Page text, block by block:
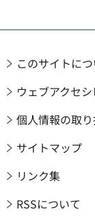
このサイトに
ウェブアクセ
個人情報の取
サイトマップ
リンク集
RSSについて